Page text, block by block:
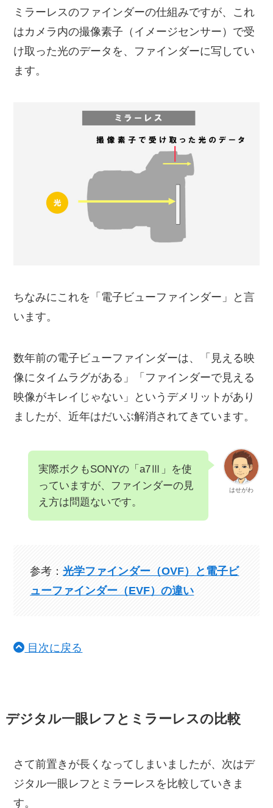
ミラーレスのファインダーの仕組みですが、これ
はカメラ内の撮像素子（イメージセンサー）で受
け取った光のデータを、ファインダーに写してい
ます。
ちなみにこれを「電子ビューファインダー」と言
います。
数年前の電子ビューファインダーは、「見える映
像にタイムラグがある」「ファインダーで見える
映像がキレイじゃない」というデメリットがあり
ましたが、近年はだいぶ解消されてきています。
はせがわ
実際ボクもSONYの「a7Ⅲ」を使
っていますが、ファインダーの見
え方は問題ないです。
参考：光学ファインダー（OVF）と電子ビ
ューファインダー（EVF）の違い
目次に戻る
デジタル一眼レフとミラーレスの比較
さて前置きが長くなってしまいましたが、次はデ
ジタル一眼レフとミラーレスを比較していきま
す。